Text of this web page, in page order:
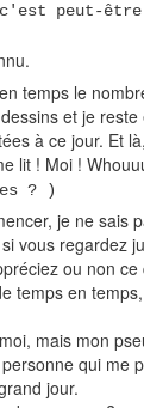
peut-être
temps le
et je
à ce jour. Et
lit ! Moi !
? )
je ne sais
vous regardez
ou non
temps en
mais mon
qui me
jour.